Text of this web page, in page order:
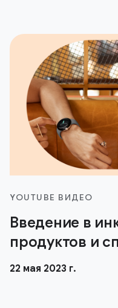
YOUTUBE ВИДЕО
Введение в
продуктов и
22 мая 2023 г.